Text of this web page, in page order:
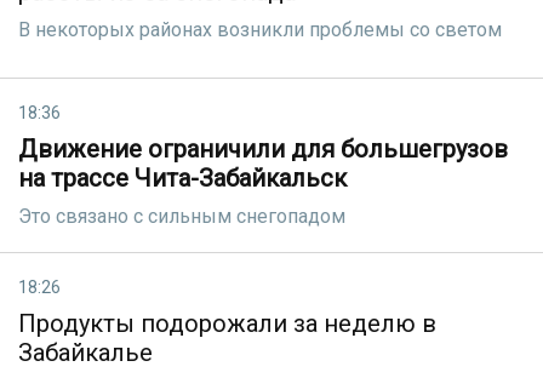
В некоторых районах возникли проблемы со светом
18:36
Движение ограничили для большегрузов
на трассе Чита-Забайкальск
Это связано с сильным снегопадом
18:26
Продукты подорожали за неделю в
Забайкалье